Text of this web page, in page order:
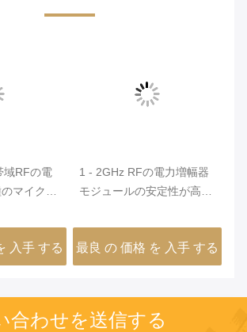
域RFの電
マイクロ
入手 する
1 - 2GHz RFの電力増幅器
モジュールの安定性が高い
最良 の 価格 を 入手 する
合わせを送信する